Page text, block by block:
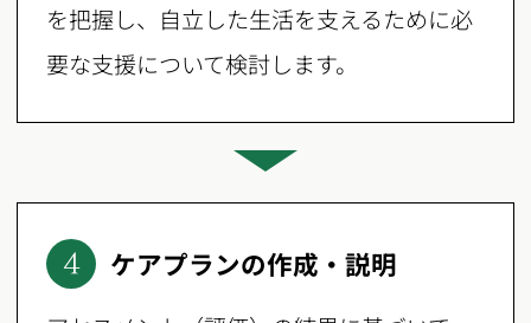
を把握し、自立した生活を支えるために必
要な支援について検討します。
4 ケアプランの作成・説明